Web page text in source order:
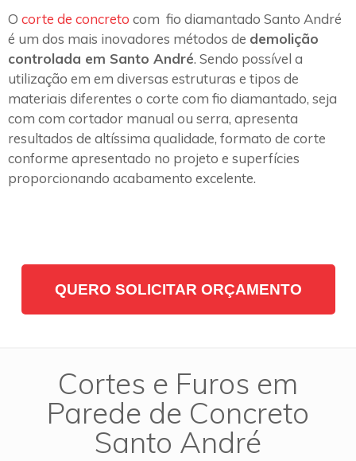
O corte de concreto com fio diamantado Santo André
é um dos mais inovadores métodos de demolição
controlada em Santo André. Sendo possível a
utilização em em diversas estruturas e tipos de
materiais diferentes o corte com fio diamantado, seja
com com cortador manual ou serra, apresenta
resultados de altíssima qualidade, formato de corte
conforme apresentado no projeto e superfícies
proporcionando acabamento excelente.
QUERO SOLICITAR ORÇAMENTO
Cortes e Furos em
Parede de Concreto
Santo André